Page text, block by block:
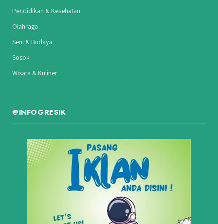
Pendidikan & Kesehatan
Olahraga
Seni & Budaya
Sosok
Wisata & Kuliner
@INFOGRESIK